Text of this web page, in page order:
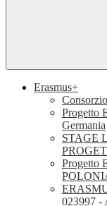
Erasmus+
Progetto
Germania
STAGE
Progetto
023997 -